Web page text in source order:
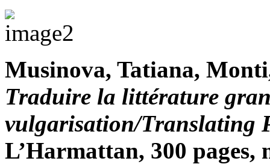
Musinova, Tatiana,
Traduire la littérature
vulgarisation/Translating
L’Harmattan, 300 pages,